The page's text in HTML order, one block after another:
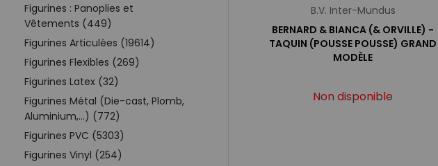
Figurines : Panoplies et
Vêtements (449)
Figurines Articulées (19614)
Figurines Flexibles (269)
Figurines Latex (32)
Figurines Métal (Die-cast, Plomb,
Aluminium,...) (772)
Figurines PVC (5303)
Figurines Vinyl (254)
B.V. Inter-Mundus
BERNARD & BIANCA (& ORVILLE) -
TAQUIN (POUSSE POUSSE) GRAND
MODÈLE
Non disponible